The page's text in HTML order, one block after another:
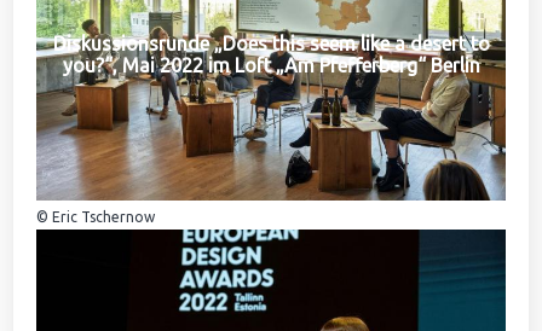
Diskussionsrunde „Does this seem like a desert to
you?“, Mai 2022 im Loft „Am Pfefferberg“ Berlin
© Eric Tschernow